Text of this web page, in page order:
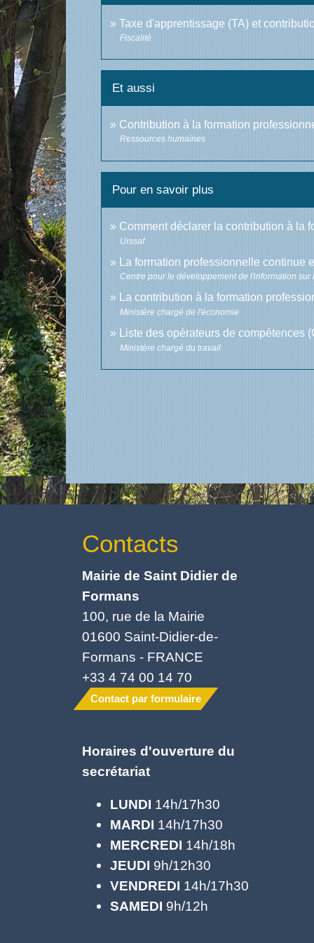
Taxe d'apprentissage (TA) et
Fiscalité
Et aussi
Contribution à la formation
Ressources humaines
Pour en savoir plus
Comment déclarer la contribution à la
Urssaf
La formation professionnelle continue
Centre pour le développement de l'information sur
La contribution à la formation
Ministère chargé de l'économie
Liste des opérateurs de compétences
Ministère chargé du travail
Contacts
Mairie de Saint Didier de
Formans
100, rue de la Mairie
01600 Saint-Didier-de-
Formans - FRANCE
+33 4 74 00 14 70
Contact par formulaire
Horaires d'ouverture du
secrétariat
LUNDI 14h/17h30
MARDI 14h/17h30
MERCREDI 14h/18h
JEUDI 9h/12h30
VENDREDI 14h/17h30
SAMEDI 9h/12h